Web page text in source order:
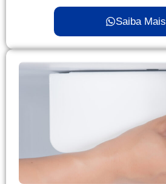
Saiba Mais